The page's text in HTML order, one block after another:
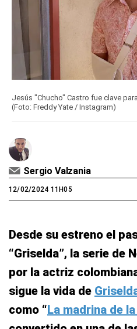
Jesús "Chucho" Castro fue clave
(Foto: Freddy Yate / Instagram)
Sergio Valzania
12/02/2024 11H05
Desde su estreno el
“Griselda”, la serie de
por la actriz
sigue la vida de
como “La madrina de